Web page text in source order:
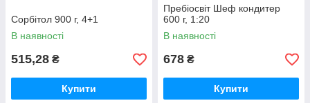
Сорбітол 900 г, 4+1
В наявності
515,28 ₴
Купити
Пребіосвіт Шеф кондитер
600 г, 1:20
В наявності
678 ₴
Купити